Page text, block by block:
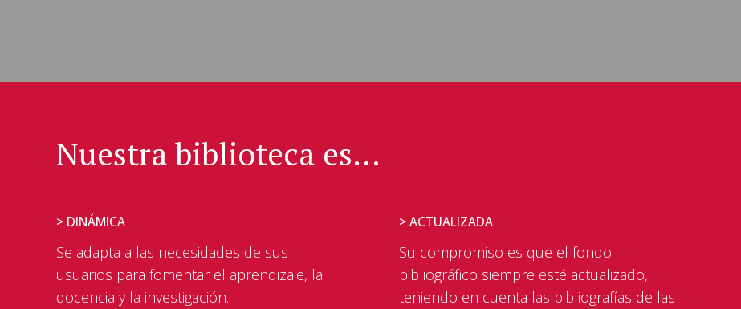
Nuestra biblioteca es...
> DINÁMICA
Se adapta a las necesidades de sus
usuarios para fomentar el aprendizaje, la
docencia y la investigación.
> ACTUALIZADA
Su compromiso es que el fondo
bibliográfico siempre esté actualizado,
teniendo en cuenta las bibliografías de las